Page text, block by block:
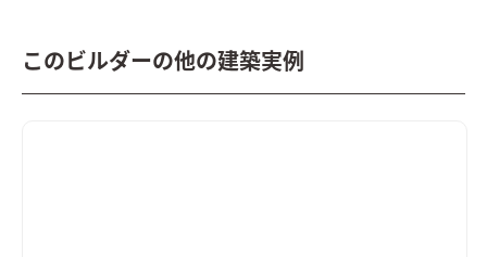
このビルダーの他の建築実例